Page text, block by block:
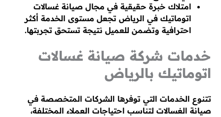
امتلاك خبرة حقيقية في مجال صيانة غسالات
اتوماتيك في الرياض تجعل مستوى الخدمة أكثر
احترافية وتضمن للعميل نتيجة تستحق تجربتها.
خدمات شركة صيانة غسالات
اتوماتيك بالرياض
تتنوع الخدمات التي توفرها الشركات المتخصصة في
صيانة الغسالات لتناسب احتياجات العملاء المختلفة،